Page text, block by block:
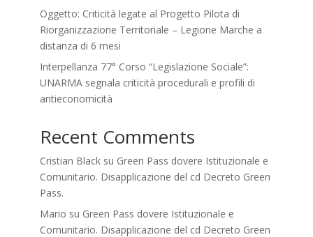
Oggetto: Criticità legate al Progetto Pilota di
Riorganizzazione Territoriale – Legione Marche a
distanza di 6 mesi
Interpellanza 77° Corso “Legislazione Sociale”:
UNARMA segnala criticità procedurali e profili di
antieconomicità
Recent Comments
Cristian Blacksu Green Pass dovere Istituzionale e
Comunitario. Disapplicazione del cd Decreto Green
Pass.
Mario su Green Pass dovere Istituzionale e
Comunitario. Disapplicazione del cd Decreto Green